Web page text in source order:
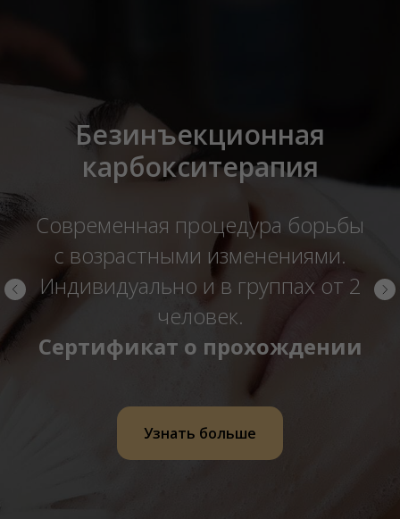
Фракционная
мезотерапия
Однодневный семинар 7
академических часов.
В группах и индивидуально.
Сертификат о прохождении
семинара
Узнать больше